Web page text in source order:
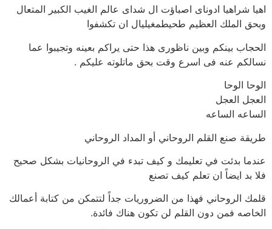
اهيا شراهيا ادوناى اصباؤت ال شداى عالم الغيب الكبير المتعال
وبحق الملك العظيم طحيطمغيليال ان تكشفوا
الحجاب بينكم وبين ناظورى هذا حتى يراكم بعينه وتجيبوا عما
نسالكم عنه فى اسرع وقت بحق ماتلوته عليكم .
الوحا الوحا
العجل العجل
الساعه الساعه
طريقة صنع القلم الروحاني أو المداد الروحاني
عندما بدئت في تعليمك و كيف تبدء في الروحانيات بشكل صحيح
فلا بد ايضاً ان تعلم كيف تصنع
قلمك الروحاني فهذا من الضروريات جداً لتتمكن من كتابة أعمالك
الخاصه فمن دون القلم لن تكون هناك فائدة.